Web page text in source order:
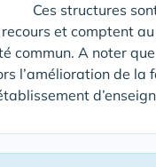
Ces structures
et comptent
commun. A noter
l’amélioration de